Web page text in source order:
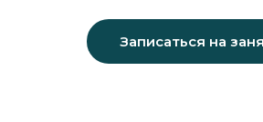
Записаться на